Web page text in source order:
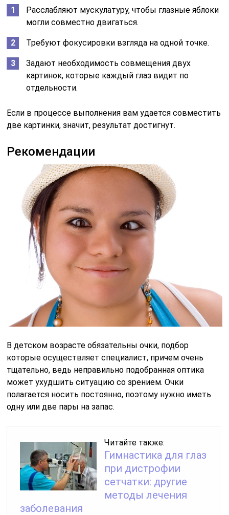
Расслабляют мускулатуру, чтобы глазные яблоки
могли совместно двигаться.
Требуют фокусировки взгляда на одной точке.
Задают необходимость совмещения двух
картинок, которые каждый глаз видит по
отдельности.
Если в процессе выполнения вам удается совместить
две картинки, значит, результат достигнут.
Рекомендации
В детском возрасте обязательны очки, подбор
которые осуществляет специалист, причем очень
тщательно, ведь неправильно подобранная оптика
может ухудшить ситуацию со зрением. Очки
полагается носить постоянно, поэтому нужно иметь
одну или две пары на запас.
Читайте также:
Гимнастика для глаз
при дистрофии
сетчатки: другие
методы лечения
заболевания